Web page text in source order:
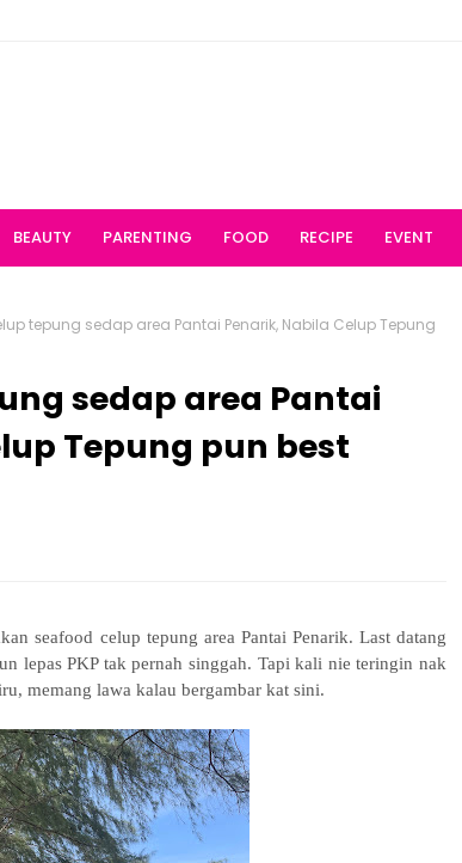
BEAUTY PARENTING FOOD RECIPE EVENT
tepung sedap area Pantai Penarik, Nabila Celup Tepung
sedap area Pantai
Tepung pun best
seafood celup tepung area Pantai Penarik. Last datang
lepas PKP tak pernah singgah. Tapi kali nie teringin nak
memang lawa kalau bergambar kat sini.